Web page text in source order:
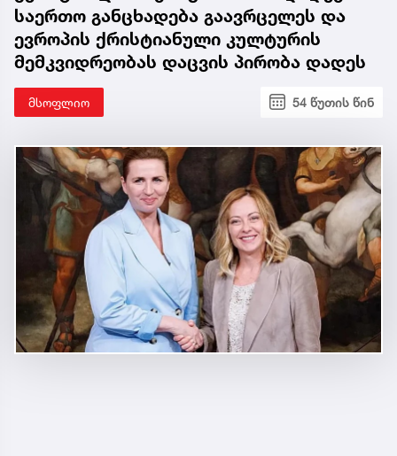
საერთო განცხადება გაავრცელეს და
ევროპის ქრისტიანული კულტურის
მემკვიდრეობას დაცვის პირობა დადეს
მსოფლიო 54 წუთის წინ